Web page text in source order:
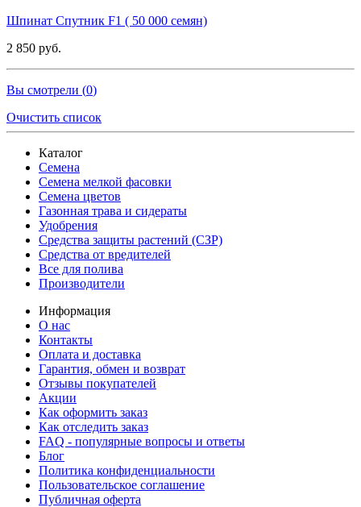
Шпинат Спутник F1 ( 50 000 семян)
2 850 руб.
Вы смотрели (0)
Очистить список
Каталог
Семена
Семена мелкой фасовки
Семена цветов
Газонная трава и сидераты
Удобрения
Средства защиты растений (СЗР)
Средства от вредителей
Все для полива
Производители
Информация
О нас
Контакты
Оплата и доставка
Гарантия, обмен и возврат
Отзывы покупателей
Акции
Как оформить заказ
Как отследить заказ
FAQ - популярные вопросы и ответы
Блог
Политика конфиденциальности
Пользовательское соглашение
Публичная оферта